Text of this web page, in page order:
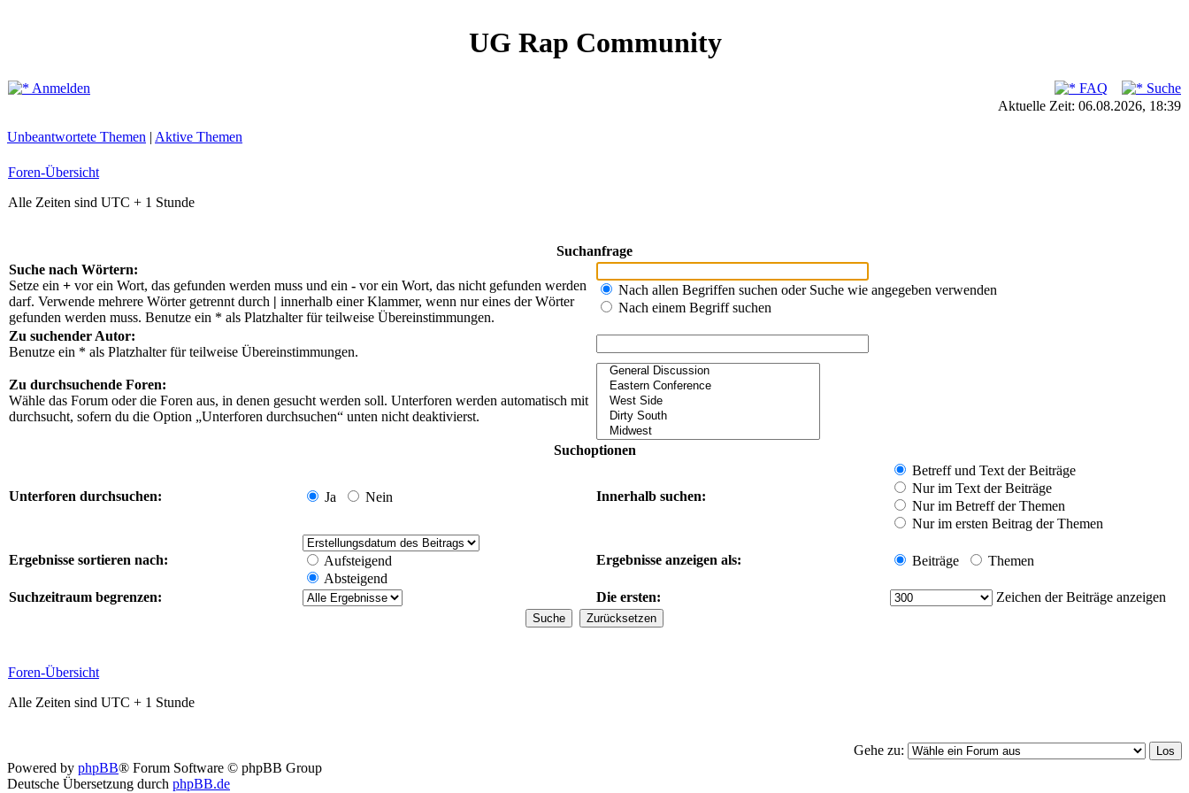
UG Rap Community
Anmelden FAQ
Suche
Aktuelle Zeit: 06.08.2026, 18:39
Unbeantwortete Themen | Aktive Themen
Foren-Übersicht
Alle Zeiten sind UTC + 1 Stunde
Suchanfrage
Suche nach Wörtern:
Setze ein + vor ein Wort, das gefunden werden muss und ein - vor ein Wort, das nicht gefunden werden
darf. Verwende mehrere Wörter getrennt durch | innerhalb einer Klammer, wenn nur eines der Wörter
gefunden werden muss. Benutze ein * als Platzhalter für teilweise Übereinstimmungen.
Nach allen Begriffen suchen oder Suche wie angegeben verwenden
Nach einem Begriff suchen
Zu suchender Autor:
Benutze ein * als Platzhalter für teilweise Übereinstimmungen.
Zu durchsuchende Foren:
Wähle das Forum oder die Foren aus, in denen gesucht werden soll. Unterforen werden automatisch mit
durchsucht, sofern du die Option „Unterforen durchsuchen“ unten nicht deaktivierst.
Suchoptionen
Unterforen durchsuchen: Ja Nein Innerhalb suchen:
Betreff und Text der Beiträge
Nur im Text der Beiträge
Nur im Betreff der Themen
Nur im ersten Beitrag der Themen
Ergebnisse sortieren nach:
Aufsteigend
Absteigend
Ergebnisse anzeigen als: Beiträge Themen
Suchzeitraum begrenzen: Die ersten: Zeichen der Beiträge anzeigen
Foren-Übersicht
Alle Zeiten sind UTC + 1 Stunde
Gehe zu:
Powered by phpBB® Forum Software © phpBB Group
Deutsche Übersetzung durch phpBB.de